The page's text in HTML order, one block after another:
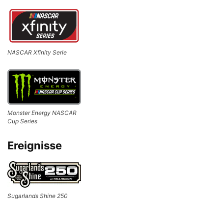
NASCAR Xfinity Serie
Monster Energy NASCAR
Cup Series
Ereignisse
Sugarlands Shine 250